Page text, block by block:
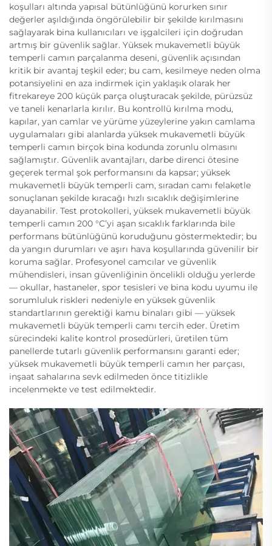
koşulları altında yapısal bütünlüğünü korurken sınır
değerler aşıldığında öngörülebilir bir şekilde kırılmasını
sağlayarak bina kullanıcıları ve işgalcileri için doğrudan
artmış bir güvenlik sağlar. Yüksek mukavemetli büyük
temperli camın parçalanma deseni, güvenlik açısından
kritik bir avantaj teşkil eder; bu cam, kesilmeye neden olma
potansiyelini en aza indirmek için yaklaşık olarak her
fitrekareye 200 küçük parça oluşturacak şekilde, pürüzsüz
ve taneli kenarlarla kırılır. Bu kontrollü kırılma modu,
kapılar, yan camlar ve yürüme yüzeylerine yakın camlama
uygulamaları gibi alanlarda yüksek mukavemetli büyük
temperli camın birçok bina kodunda zorunlu olmasını
sağlamıştır. Güvenlik avantajları, darbe direnci ötesine
geçerek termal şok performansını da kapsar; yüksek
mukavemetli büyük temperli cam, sıradan camı felaketle
sonuçlanan şekilde kıracağı hızlı sıcaklık değişimlerine
dayanabilir. Test protokolleri, yüksek mukavemetli büyük
temperli camın 200 °C’yi aşan sıcaklık farklarında bile
performans bütünlüğünü koruduğunu göstermektedir; bu
da yangın durumları ve aşırı hava koşullarında güvenilir bir
koruma sağlar. Profesyonel camcılar ve güvenlik
mühendisleri, insan güvenliğinin öncelikli olduğu yerlerde
— okullar, hastaneler, spor tesisleri ve bina kodu uyumu ile
sorumluluk riskleri nedeniyle en yüksek güvenlik
standartlarının gerektiği kamu binaları gibi — yüksek
mukavemetli büyük temperli camı tercih eder. Üretim
sürecindeki kalite kontrol prosedürleri, üretilen tüm
panellerde tutarlı güvenlik performansını garanti eder;
yüksek mukavemetli büyük temperli camın her parçası,
inşaat sahalarına sevk edilmeden önce titizlikle
incelenmekte ve test edilmektedir.